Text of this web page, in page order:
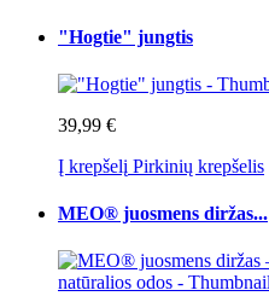
"Hogtie" jungtis
39,99 €
Į krepšelį Pirkinių krepšelis
MEO® juosmens diržas...